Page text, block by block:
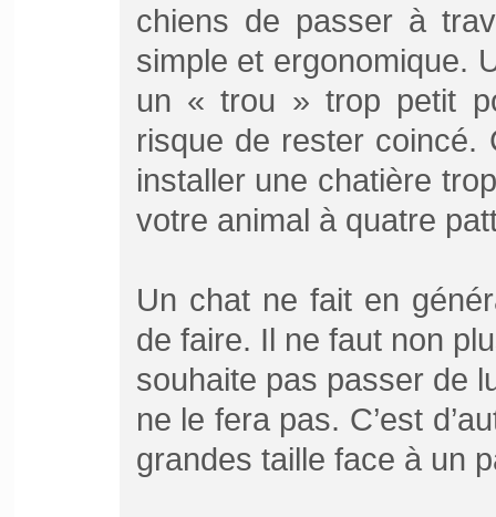
chiens de passer à
simple et ergonomique.
un « trou » trop petit
risque de rester coincé.
installer une chatière
votre animal à quatre
Un chat ne fait en
de faire. Il ne faut non
souhaite pas passer de
ne le fera pas. C’est
grandes taille face à un